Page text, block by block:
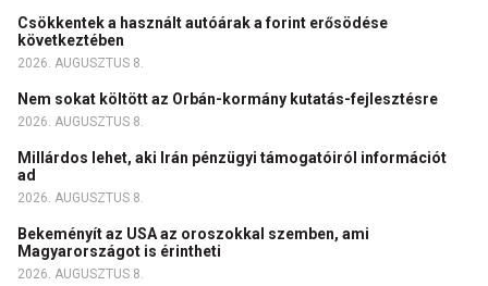
Csökkentek a használt autóárak a forint erősödése
következtében
2026. AUGUSZTUS 8.
Nem sokat költött az Orbán-kormány kutatás-fejlesztésre
2026. AUGUSZTUS 8.
Millárdos lehet, aki Irán pénzügyi támogatóiról információt
ad
2026. AUGUSZTUS 8.
Bekeményít az USA az oroszokkal szemben, ami
Magyarországot is érintheti
2026. AUGUSZTUS 8.